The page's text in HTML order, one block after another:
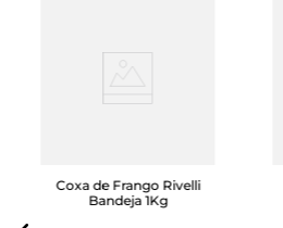
Coxa de Frango Rivelli
Bandeja 1Kg